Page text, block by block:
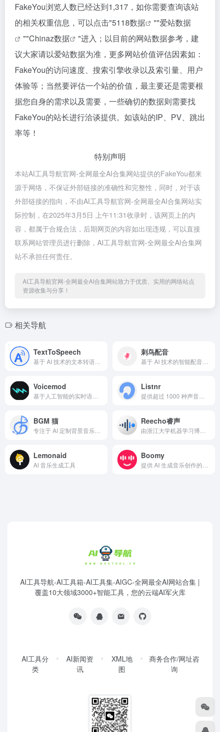
FakeYou浏览人数已经达到1,317，如你需要查询该站
的相关权重信息，可以点击"5118数据 ""爱站数据
""Chinaz数据
"进入；以目前的网站数据参考，建
议大家请以爱站数据为准，更多网站价值评估因素如：
FakeYou的访问速度、搜索引擎收录以及索引量、用户
体验等；当然要评估一个站的价值，最主要还是需要根
据您自身的需求以及需要，一些确切的数据则需要找
FakeYou的站长进行洽谈提供。如该站的IP、PV、跳出
率等！
特别声明
本站AI工具导航官网-全网最全AI合集网站提供的FakeYou都来
源于网络，不保证外部链接的准确性和完整性，同时，对于该
外部链接的指向，不由AI工具导航官网-全网最全AI合集网站实
际控制，在2025年3月5日 上午11:31收录时，该网页上的内
容，都属于合规合法，后期网页的内容如出现违规，可以直接
联系网站管理员进行删除，AI工具导航官网-全网最全AI合集网
站不承担任何责任。
AI工具导航官网-全网最全AI合集网站致力于优质、实用的网络站点
资源收集与分享！
相关导航
TextToSpeech 刺鸟配音
Voicemod Listnr
BGM 猫 Reecho睿声
Lemonaid
AI 音乐生成工具
Boomy
AI工具导航-AI工具箱-AI工具集-AIGC-全网最全AI网站合集 |
覆盖10大领域3000+智能工具，您的云端AI军火库
AI工具分
类
AI新闻资
讯
XML地
图
商务合作/网址咨
询